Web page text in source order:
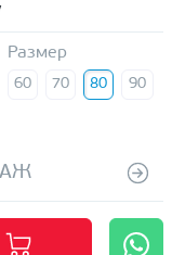
Размер
60 70 80 90